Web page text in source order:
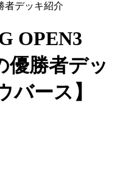
者デッキ紹介
OPEN3
優勝者デッ
バース】